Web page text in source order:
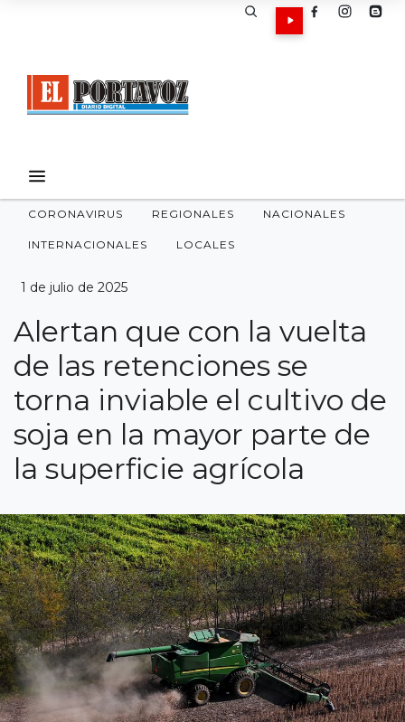
CORONAVIRUS REGIONALES NACIONALES
INTERNACIONALES LOCALES
1 de julio de 2025
Alertan que con la vuelta
de las retenciones se
torna inviable el cultivo de
soja en la mayor parte de
la superficie agrícola